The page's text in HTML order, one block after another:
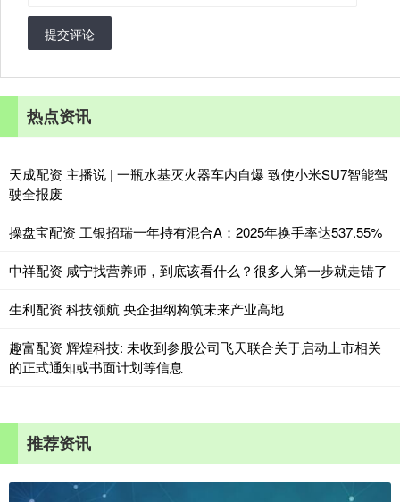
提交评论
热点资讯
天成配资 主播说 | 一瓶水基灭火器车内自爆 致使小米SU7智能驾
驶全报废
操盘宝配资 工银招瑞一年持有混合A：2025年换手率达537.55%
中祥配资 咸宁找营养师，到底该看什么？很多人第一步就走错了
生利配资 科技领航 央企担纲构筑未来产业高地
趣富配资 辉煌科技: 未收到参股公司飞天联合关于启动上市相关
的正式通知或书面计划等信息
推荐资讯